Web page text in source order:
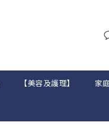
【美容及護理】 家